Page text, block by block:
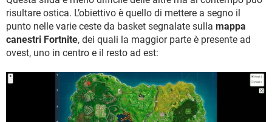
risultare ostica. L’obiettivo è quello di mettere a segno il
punto nelle varie ceste da basket segnalate sulla mappa
canestri Fortnite, dei quali la maggior parte è presente ad
ovest, uno in centro e il resto ad est: